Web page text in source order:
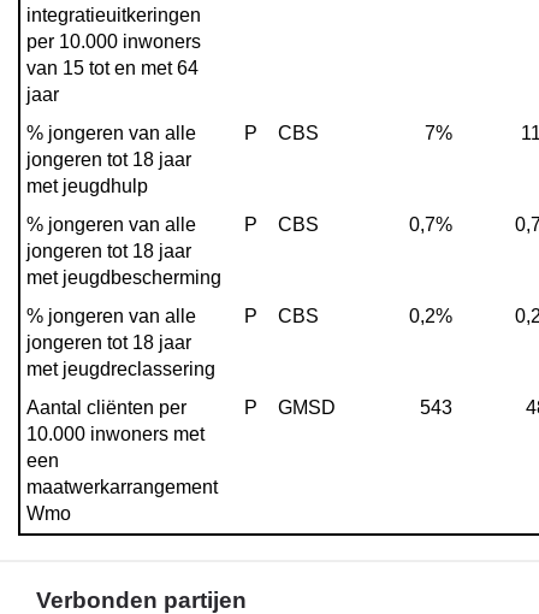
integratieuitkeringen
per 10.000 inwoners
van 15 tot en met 64
jaar
% jongeren van alle
jongeren tot 18 jaar
met jeugdhulp
P CBS 7%
% jongeren van alle
jongeren tot 18 jaar
met jeugdbescherming
P CBS 0,7%
% jongeren van alle
jongeren tot 18 jaar
met jeugdreclassering
P CBS 0,2%
Aantal cliënten per
10.000 inwoners met
een
maatwerkarrangement
Wmo
P GMSD 543
Verbonden partijen